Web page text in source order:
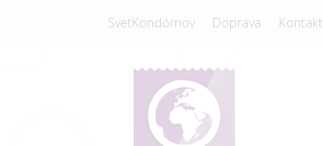
SvetKondómov Doprava Kontakt